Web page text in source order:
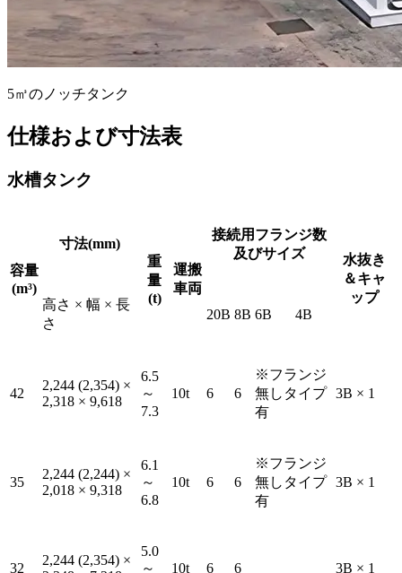
5㎥のノッチタンク
仕様および寸法表
水槽タンク
容量
(m³)
寸法(mm)
重
量
(t)
運搬
車両
接続用フランジ数
及びサイズ
水抜き
＆キャ
ップ
高さ × 幅 × 長
さ
20B 8B 6B 4B
42
2,244 (2,354) ×
2,318 × 9,618
6.5
～
7.3
10t 6 6
※フランジ
無しタイプ
有
3B × 1
35
2,244 (2,244) ×
2,018 × 9,318
6.1
～
6.8
10t 6 6
※フランジ
無しタイプ
有
3B × 1
32
2,244 (2,354) ×
5.0
～
10t 6 6 3B × 1